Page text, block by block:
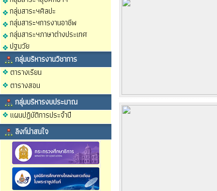
กลุ่มสาระฯศิลปะ
กลุ่มสาระฯการงานอาชีพ
กลุ่มสาระฯภาษาต่างประเทศ
ปฐมวัย
กลุ่มบริหารงานวิชาการ
ตารางเรียน
ตารางสอน
กลุ่มบริหารงบประมาณ
แผนปฏิบัติการประจำปี
ลิงก์น่าสนใจ